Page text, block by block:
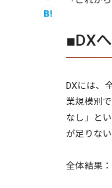
■DX
DXには、
業規模別
なし」と
が足りな
全体結果